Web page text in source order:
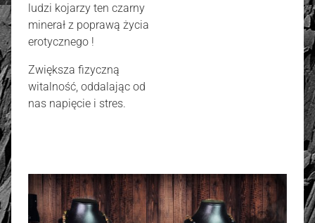
ludzi kojarzy ten czarny
minerał z poprawą życia
erotycznego !
Zwiększa fizyczną
witalność, oddalając od
nas napięcie i stres.